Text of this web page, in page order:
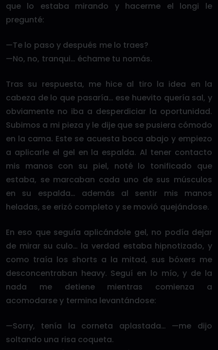
que lo estaba mirando y hacerme el longi le
pregunté:
—Te lo paso y después me lo traes?
—No, no, tranqui… échame tu nomás.
Tras su respuesta, me hice al tiro la idea en la
cabeza de lo que pasaría… ese huevito quería sal, y
obviamente no iba a desperdiciar la oportunidad.
Subimos a mi pieza y le dije que se pusiera cómodo
en la cama. Este se acuesta boca abajo y empiezo
a aplicarle el gel en la espalda. Al tener contacto
mis manos con su piel, noté lo tonificado que
estaba, se marcaban cada uno de sus músculos
en su espalda… además al sentir mis manos
heladas, se erizó completo y se movió quejándose.
En eso que seguía aplicándole gel, no podía dejar
de mirar su culo… la verdad estaba hipnotizado, y
como traía los shorts a la mitad, sus bóxers me
desconcentraban heavy. Seguí en lo mío, y de la
nada me detiene mientras comienza a
acomodarse y termina levantándose:
—Sorry, tenía la corneta aplastada… —me dijo
soltando una risa coqueta.